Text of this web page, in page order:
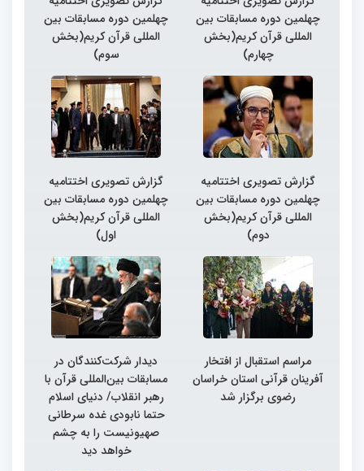
چهلمین دوره مسابقات بین
المللی قرآن کریم(بخش
چهارم)
چهلمین دوره مسابقات بین
المللی قرآن کریم(بخش
سوم)
گزارش تصویری اختتامیه
چهلمین دوره مسابقات بین
المللی قرآن کریم(بخش
دوم)
گزارش تصویری اختتامیه
چهلمین دوره مسابقات بین
المللی قرآن کریم(بخش
اول)
مراسم استقبال از افتخار
آفرینان قرآنی استان خراسان
رضوی برگزار شد
دیدار شرکت‌کنندگان در
مسابقات بین‌المللی قرآن با
رهبر انقلاب/ دنیای اسلام
حتما نابودی غده سرطانی
صهیونیست را به چشم
خواهد دید